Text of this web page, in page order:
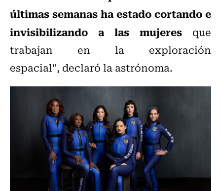
últimas semanas ha estado cortando e
invisibilizando a las mujeres que
trabajan en la exploración
espacial", declaró la astrónoma.